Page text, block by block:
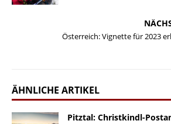
Österreich: Vignette für 2023
ÄHNLICHE ARTIKEL
Pitztal: Christkindl-